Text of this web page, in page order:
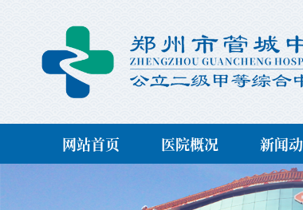
网站首页 医院概况 新闻